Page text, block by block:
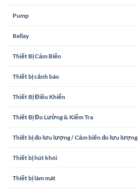
Pump
Rellay
Thiết Bị Cảm Biến
Thiết bị cảnh báo
Thiết Bị Điều Khiển
Thiết Bị Đo Lường & Kiểm Tra
Thiết bị đo lưu lượng / Cảm biến đo lưu lượng
Thiết bị hút khói
Thiết bị làm mát